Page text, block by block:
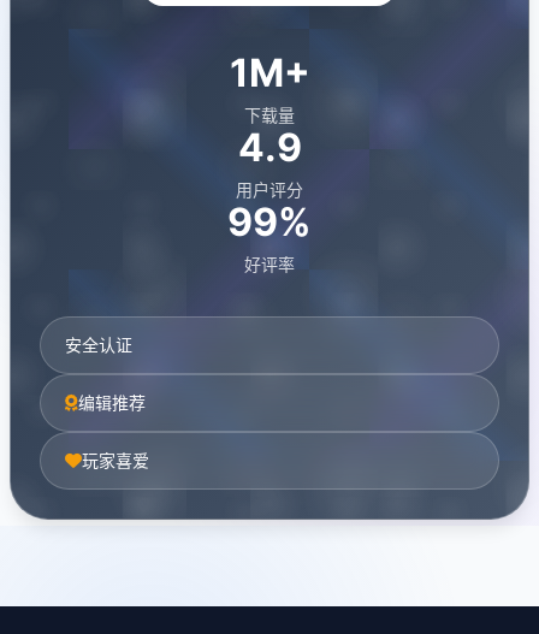
1M+
下载量
4.9
用户评分
99%
好评率
安全认证
编辑推荐
玩家喜爱